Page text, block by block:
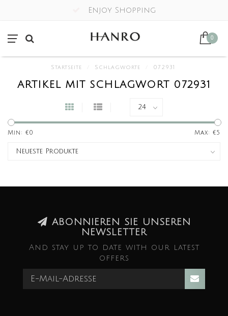
Enjoy Shopping
0
Startseite Schlagworte 072931
ARTIKEL MIT SCHLAGWORT 072931
Min: €0 Max: €5
ABONNIEREN SIE UNSEREN
NEWSLETTER
And stay up to date with our latest
offers